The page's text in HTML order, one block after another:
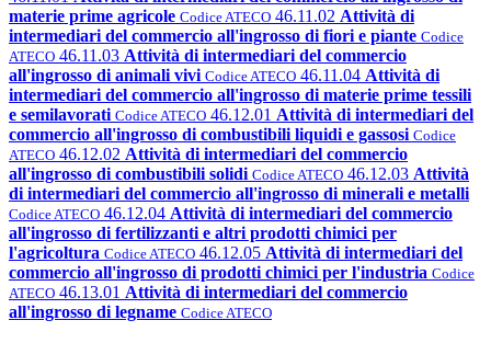
materie prime agricole Codice ATECO 46.11.02 Attività di
intermediari del commercio all'ingrosso di fiori e piante Codice
ATECO 46.11.03 Attività di intermediari del commercio
all'ingrosso di animali vivi Codice ATECO 46.11.04 Attività di
intermediari del commercio all'ingrosso di materie prime tessili
e semilavorati Codice ATECO 46.12.01 Attività di intermediari del
commercio all'ingrosso di combustibili liquidi e gassosi Codice
ATECO 46.12.02 Attività di intermediari del commercio
all'ingrosso di combustibili solidi Codice ATECO 46.12.03 Attività
di intermediari del commercio all'ingrosso di minerali e metalli
Codice ATECO 46.12.04 Attività di intermediari del commercio
all'ingrosso di fertilizzanti e altri prodotti chimici per
l'agricoltura Codice ATECO 46.12.05 Attività di intermediari del
commercio all'ingrosso di prodotti chimici per l'industria Codice
ATECO 46.13.01 Attività di intermediari del commercio
all'ingrosso di legname Codice ATECO